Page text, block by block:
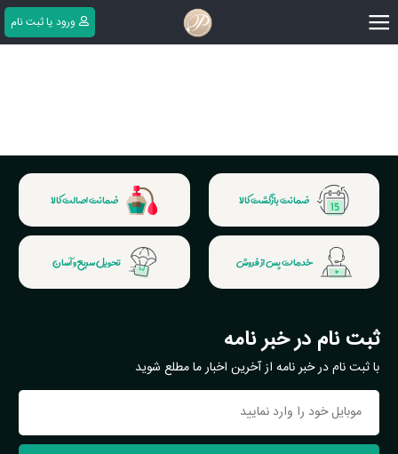
||| ورود یا ثبت ‌نام
ضمانت بازگشت کالا ضمانت اصالت کالا
خدمات پس از فروش تحویل سریع و آسان
ثبت نام در خبر نامه
با ثبت نام در خبر نامه از آخرین اخبار ما مطلع شوید